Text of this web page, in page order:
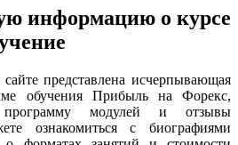
информацию о курсе
представлена исчерпывающая
обучения Прибыль на Форекс,
модулей и отзывы
ознакомиться с биографиями